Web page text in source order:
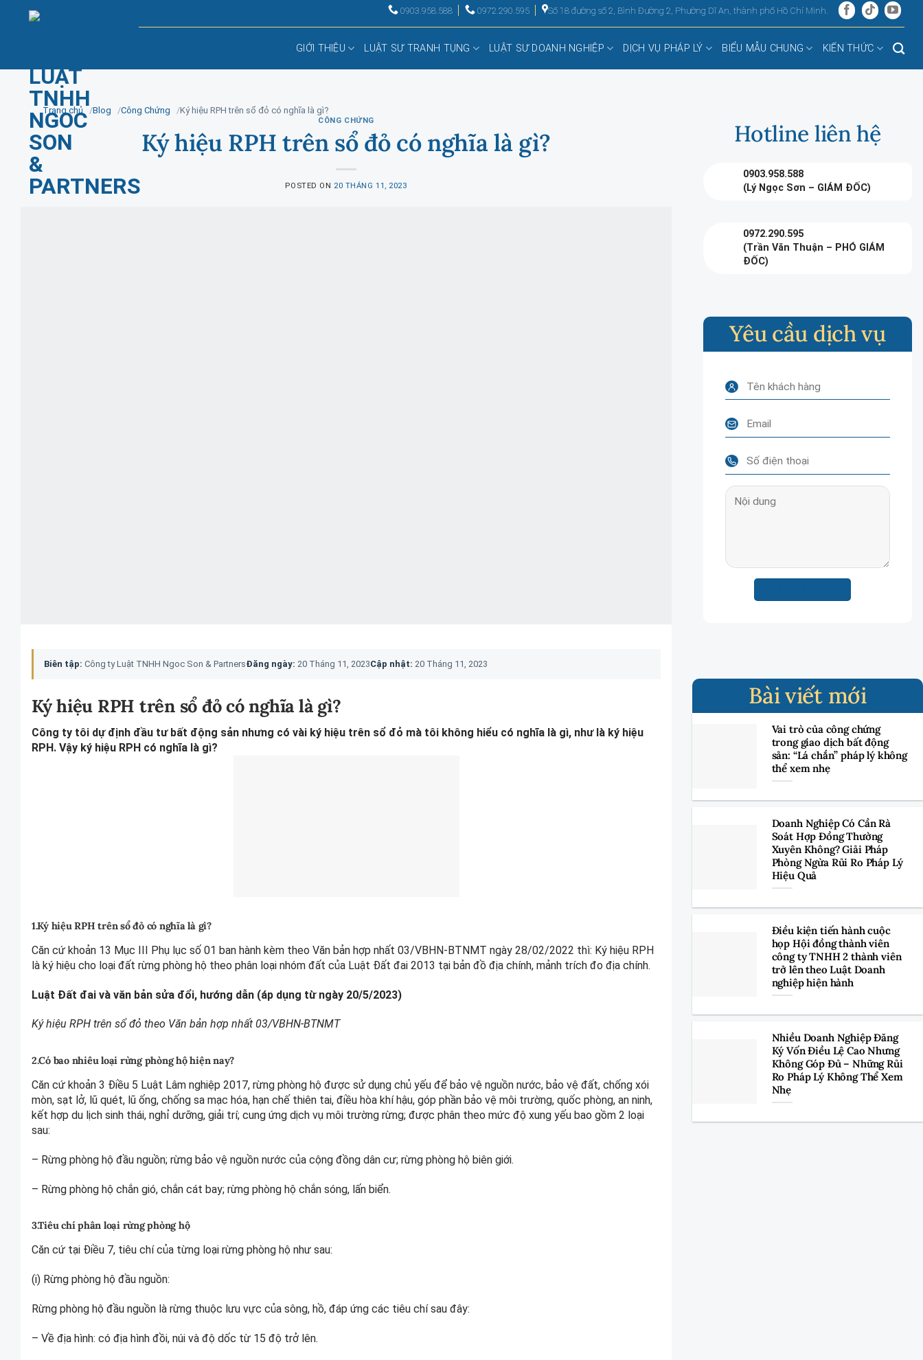
0903.958.588 0972.290.595 Số 18 đường số 2, Bình Đường 2, Phường Dĩ An, thành phố Hồ Chí Minh.
GIỚI THIỆU LUẬT SƯ TRANH TỤNG LUẬT SƯ DOANH NGHIỆP DỊCH VỤ PHÁP LÝ BIỂU MẪU CHUNG KIẾN THỨC
Trang chủ Blog Công Chứng Ký hiệu RPH trên sổ đỏ có nghĩa là gì?
CÔNG CHỨNG
Ký hiệu RPH trên sổ đỏ có nghĩa là gì?
POSTED ON 20 THÁNG 11, 2023
Biên tập: Công ty Luật TNHH Ngoc Son & PartnersĐăng ngày: 20 Tháng 11, 2023Cập nhật: 20 Tháng 11, 2023
Ký hiệu RPH trên sổ đỏ có nghĩa là gì?
Công ty tôi dự định đầu tư bất động sản nhưng có vài ký hiệu trên sổ đỏ mà tôi không hiểu có nghĩa là gì, như là ký hiệu
RPH. Vậy ký hiệu RPH có nghĩa là gì?
1.Ký hiệu RPH trên sổ đỏ có nghĩa là gì?
Căn cứ khoản 13 Mục III Phụ lục số 01 ban hành kèm theo Văn bản hợp nhất 03/VBHN-BTNMT ngày 28/02/2022 thì: Ký hiệu RPH
là ký hiệu cho loại đất rừng phòng hộ theo phân loại nhóm đất của Luật Đất đai 2013 tại bản đồ địa chính, mảnh trích đo địa chính.
Luật Đất đai và văn bản sửa đổi, hướng dẫn (áp dụng từ ngày 20/5/2023)
Ký hiệu RPH trên sổ đỏ theo Văn bản hợp nhất 03/VBHN-BTNMT
2.Có bao nhiêu loại rừng phòng hộ hiện nay?
Căn cứ khoản 3 Điều 5 Luật Lâm nghiệp 2017, rừng phòng hộ được sử dụng chủ yếu để bảo vệ nguồn nước, bảo vệ đất, chống xói
mòn, sạt lở, lũ quét, lũ ống, chống sa mạc hóa, hạn chế thiên tai, điều hòa khí hậu, góp phần bảo vệ môi trường, quốc phòng, an ninh,
kết hợp du lịch sinh thái, nghỉ dưỡng, giải trí; cung ứng dịch vụ môi trường rừng; được phân theo mức độ xung yếu bao gồm 2 loại
sau:
– Rừng phòng hộ đầu nguồn; rừng bảo vệ nguồn nước của cộng đồng dân cư; rừng phòng hộ biên giới.
– Rừng phòng hộ chắn gió, chắn cát bay; rừng phòng hộ chắn sóng, lấn biển.
3.Tiêu chí phân loại rừng phòng hộ
Căn cứ tại Điều 7, tiêu chí của từng loại rừng phòng hộ như sau:
(i) Rừng phòng hộ đầu nguồn:
Rừng phòng hộ đầu nguồn là rừng thuộc lưu vực của sông, hồ, đáp ứng các tiêu chí sau đây:
– Về địa hình: có địa hình đồi, núi và độ dốc từ 15 độ trở lên.
Hotline liên hệ
0903.958.588
(Lý Ngọc Sơn – GIÁM ĐỐC)
0972.290.595
(Trần Văn Thuận – PHÓ GIÁM
ĐỐC)
Yêu cầu dịch vụ
Bài viết mới
Vai trò của công chứng
trong giao dịch bất động
sản: “Lá chắn” pháp lý không
thể xem nhẹ
Doanh Nghiệp Có Cần Rà
Soát Hợp Đồng Thường
Xuyên Không? Giải Pháp
Phòng Ngừa Rủi Ro Pháp Lý
Hiệu Quả
Điều kiện tiến hành cuộc
họp Hội đồng thành viên
công ty TNHH 2 thành viên
trở lên theo Luật Doanh
nghiệp hiện hành
Nhiều Doanh Nghiệp Đăng
Ký Vốn Điều Lệ Cao Nhưng
Không Góp Đủ – Những Rủi
Ro Pháp Lý Không Thể Xem
Nhẹ